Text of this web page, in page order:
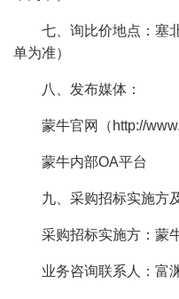
七、询比价地点：塞
单为准）
八、发布媒体：
蒙牛官网（http://
蒙牛内部OA平台
九、采购招标实施方
采购招标实施方：蒙
业务咨询联系人：富